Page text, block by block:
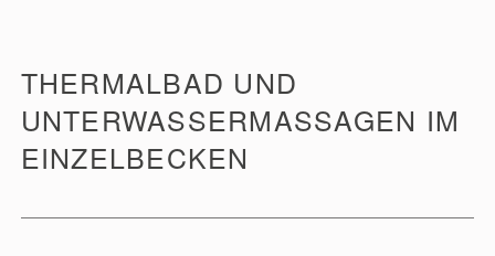
THERMALBAD UND
UNTERWASSERMASSAGEN IM
EINZELBECKEN